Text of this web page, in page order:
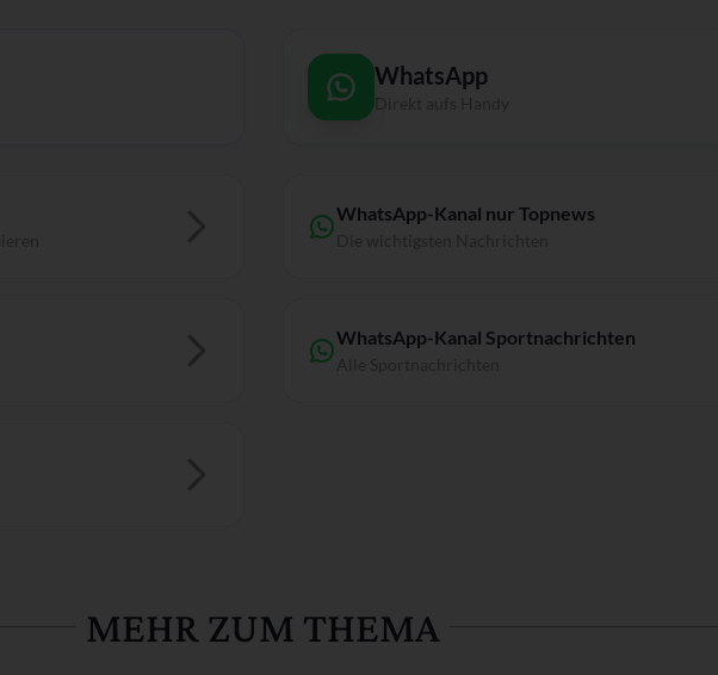
WhatsApp
Direkt aufs Handy
WhatsApp-Kanal nur Topnews
WhatsApp-Kanal Sportnachrichten
MEHR ZUM THEMA